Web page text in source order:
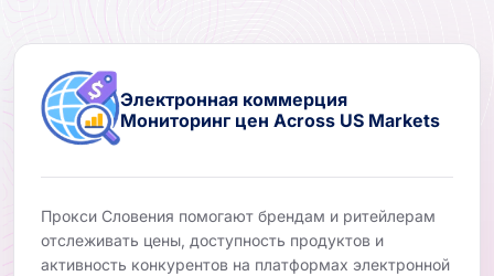
Электронная коммерция
Мониторинг цен Across US Markets
Прокси Словения помогают брендам и ритейлерам
отслеживать цены, доступность продуктов и
активность конкурентов на платформах электронной